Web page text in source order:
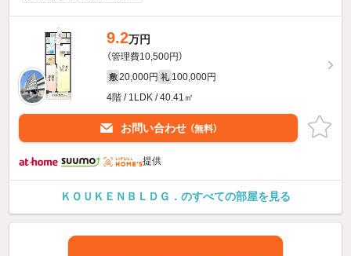
9.2万円
（管理費10,500円）
敷 20,000円 礼 100,000円
4階 / 1LDK / 40.41㎡
お問い合わせ （無料）
提供
ＫＯＵＫＥＮＢＬＤＧ．のすべての部屋を見る